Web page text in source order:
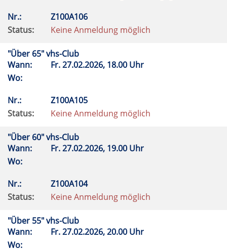
Nr.:
Z100A106
Status:
Keine Anmeldung möglich
"Über 65" vhs-Club
Wann:
Fr.27.02.2026, 18.00 Uhr
Wo:
Nr.:
Z100A105
Status:
Keine Anmeldung möglich
"Über 60" vhs-Club
Wann:
Fr.27.02.2026, 19.00 Uhr
Wo:
Nr.:
Z100A104
Status:
Keine Anmeldung möglich
"Über 55" vhs-Club
Wann:
Fr.27.02.2026, 20.00 Uhr
Wo: